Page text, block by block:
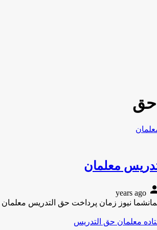
حق
معلمان
نیوز زمان پرداخت حق التدریس